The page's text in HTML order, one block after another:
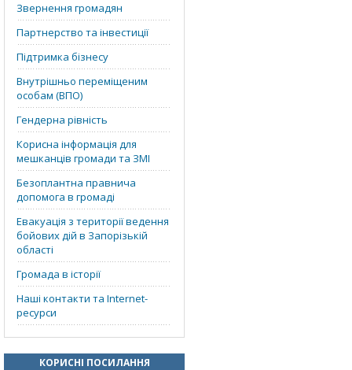
Звернення громадян
Партнерство та інвестиції
Підтримка бізнесу
Внутрішньо переміщеним
особам (ВПО)
Гендерна рівність
Корисна інформація для
мешканців громади та ЗМІ
Безоплантна правнича
допомога в громаді
Евакуація з території ведення
бойових дій в Запорізькій
області
Громада в історії
Наші контакти та Internet-
ресурси
КОРИСНІ ПОСИЛАННЯ